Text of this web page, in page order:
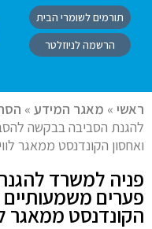
תורמים לשומרי הבית
הרשמה לניוזלטר
ראשי » מאגר המידע »
להגנת הסביבה בבקשה
ואחסון הקונדנסט ממאגר
פניה למשרד
פערים משמעותיים
הקונדנסט ממאגר